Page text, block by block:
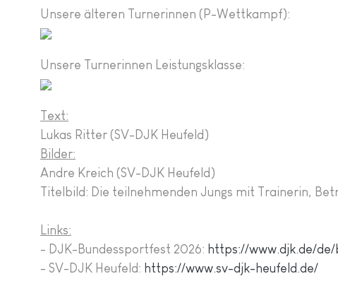
Unsere älteren Turnerinnen (P-Wettkampf):
Unsere Turnerinnen Leistungsklasse:
Text:
Lukas Ritter (SV-DJK Heufeld)
Bilder:
Andre Kreich (SV-DJK Heufeld)
Titelbild: Die teilnehmenden Jungs mit Trainerin,
Links:
- DJK-Bundessportfest 2026: https://www.djk.de/
- SV-DJK Heufeld: https://www.sv-djk-heufeld.de/